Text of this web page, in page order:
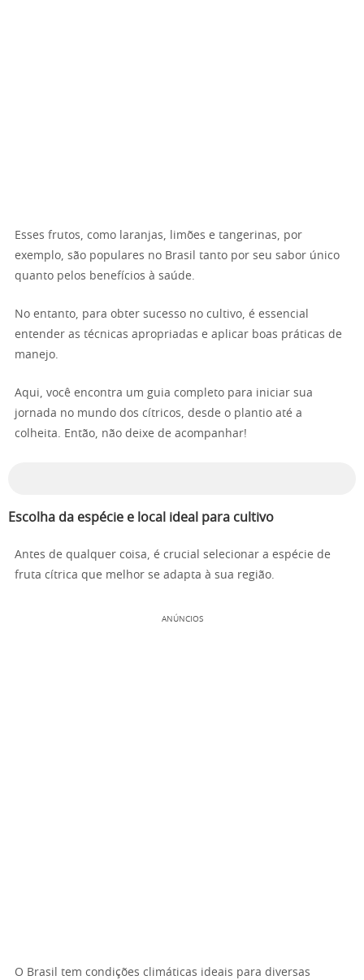
Esses frutos, como laranjas, limões e tangerinas, por
exemplo, são populares no Brasil tanto por seu sabor único
quanto pelos benefícios à saúde.
No entanto, para obter sucesso no cultivo, é essencial
entender as técnicas apropriadas e aplicar boas práticas de
manejo.
Aqui, você encontra um guia completo para iniciar sua
jornada no mundo dos cítricos, desde o plantio até a
colheita. Então, não deixe de acompanhar!
Escolha da espécie e local ideal para cultivo
Antes de qualquer coisa, é crucial selecionar a espécie de
fruta cítrica que melhor se adapta à sua região.
ANÚNCIOS
O Brasil tem condições climáticas ideais para diversas